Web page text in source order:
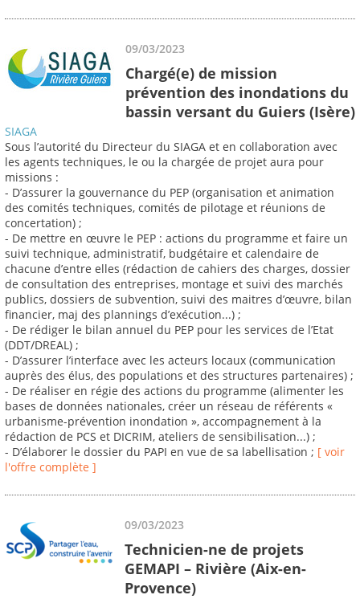
09/03/2023
Chargé(e) de mission
prévention des inondations du
bassin versant du Guiers (Isère)
SIAGA
Sous l’autorité du Directeur du SIAGA et en collaboration avec
les agents techniques, le ou la chargée de projet aura pour
missions :
- D’assurer la gouvernance du PEP (organisation et animation
des comités techniques, comités de pilotage et réunions de
concertation) ;
- De mettre en œuvre le PEP : actions du programme et faire un
suivi technique, administratif, budgétaire et calendaire de
chacune d’entre elles (rédaction de cahiers des charges, dossier
de consultation des entreprises, montage et suivi des marchés
publics, dossiers de subvention, suivi des maitres d’œuvre, bilan
financier, maj des plannings d’exécution...) ;
- De rédiger le bilan annuel du PEP pour les services de l’Etat
(DDT/DREAL) ;
- D’assurer l’interface avec les acteurs locaux (communication
auprès des élus, des populations et des structures partenaires) ;
- De réaliser en régie des actions du programme (alimenter les
bases de données nationales, créer un réseau de référents «
urbanisme-prévention inondation », accompagnement à la
rédaction de PCS et DICRIM, ateliers de sensibilisation...) ;
- D’élaborer le dossier du PAPI en vue de sa labellisation ; [ voir
l'offre complète ]
09/03/2023
Technicien-ne de projets
GEMAPI – Rivière (Aix-en-
Provence)